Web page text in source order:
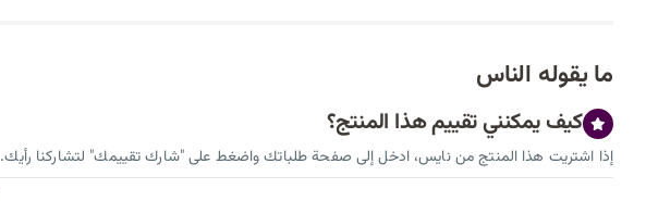
ما يقوله الناس
كيف يمكنني تقييم هذا المنتج؟
إذا اشتريت هذا المنتج من نايس، ادخل إلى صفحة طلباتك واضغط على "شارك تقييمك" لتشاركنا رأيك.